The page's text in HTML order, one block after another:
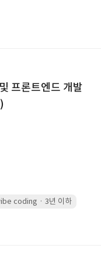
프론트엔드 개발
coding · 3년 이하